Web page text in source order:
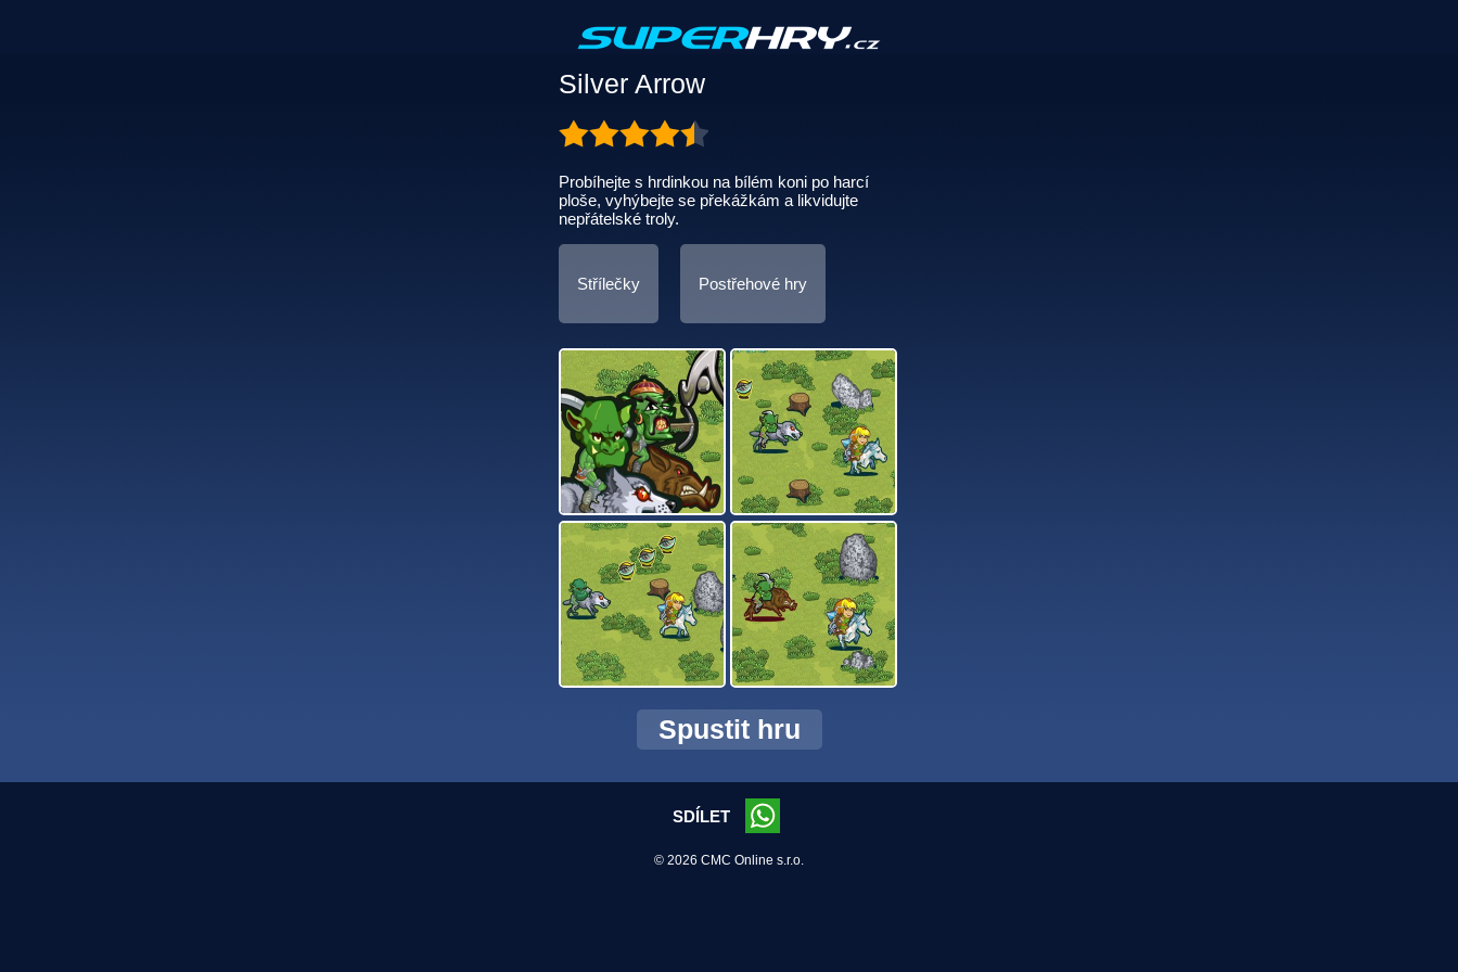
Silver Arrow
Probíhejte s hrdinkou na bílém koni po harcí
ploše, vyhýbejte se překážkám a likvidujte
nepřátelské troly.
Střílečky Postřehové hry
Spustit hru
SDÍLET
© 2026 CMC Online s.r.o.